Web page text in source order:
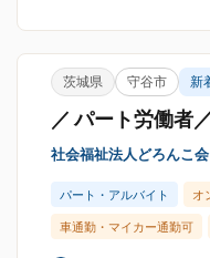
茨城県 守谷市 新
／ パート労働者
社会福祉法人どろんこ会
パート・アルバイト オ
車通勤・マイカー通勤可